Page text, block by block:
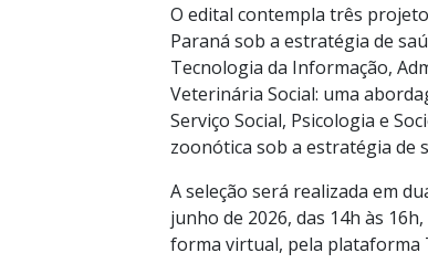
O edital contempla três
Paraná sob a estratégia de
Tecnologia da Informação,
Veterinária Social: uma
Serviço Social, Psicologia e
zoonótica sob a estratégia de
A seleção será realizada em
junho de 2026, das 14h às
forma virtual, pela plataforma